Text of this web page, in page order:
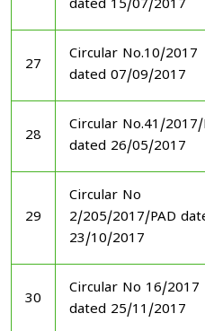
dated 15/07/2017
27
Circular No.10/2017
dated 07/09/2017
28
Circular No.41/2017/
dated 26/05/2017
29
Circular No
2/205/2017/PAD
23/10/2017
30
Circular No 16/2017
dated 25/11/2017